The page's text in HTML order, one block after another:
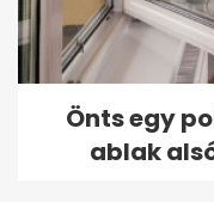
Önts egy
ablak